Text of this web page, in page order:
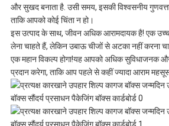
साइटमैप
गोपनीयता
नीति
और सुखद बनाता है. उसी समय, इसकी विश्वसनीय
ताकि आपको कोई चिंता न हो।
इस उत्पाद के साथ, जीवन अधिक आरामदायक है! एक
लेना चाहते हैं, लेकिन उबाऊ चीजों से अटका नहीं करना
एक महान विकल्प होगा!यह आपको अधिक सुविधाजनक
प्रदान करेगा, ताकि आप पहले से कहीं ज्यादा आराम